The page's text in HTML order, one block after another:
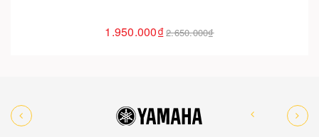
1.950.000₫2.650.000₫